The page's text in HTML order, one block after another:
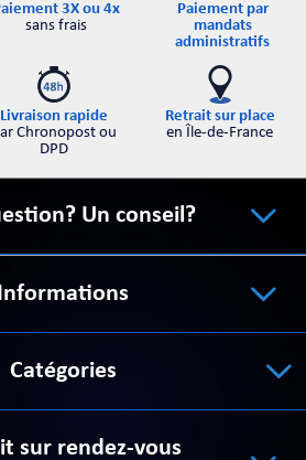
3X ou 4x
sans frais
Paiement par
mandats
administratifs
Livraison rapide
Chronopost ou
DPD
Retrait sur place
en Île-de-France
Un conseil?
Informations
Catégories
sur rendez-vous